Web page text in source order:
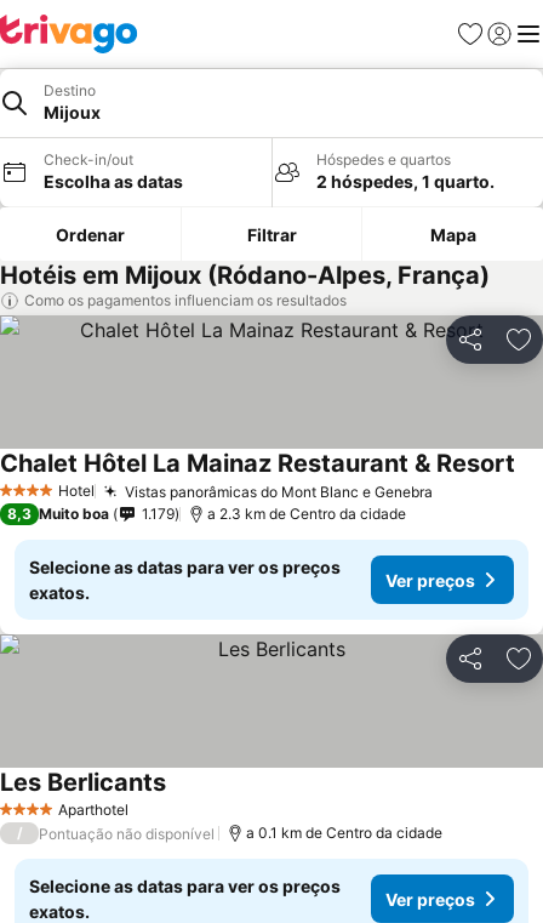
Favoritos
Iniciar
Destino
Mijoux
Check-in/out
Escolha as datas
Hóspedes e quartos
2 hóspedes, 1 quarto.
Ordenar Filtrar Mapa
Hotéis em Mijoux (Ródano-Alpes, França)
Como os pagamentos influenciam os resultados
Partilhar
4 EstrelasHotel Vistas panorâmicas do Mont Blanc e Genebra
Chalet Hôtel La Mainaz Restaurant & Resort
8,3 Muito boa 1.179 a 2.3 km de Centro da cidade
Selecione as datas para ver os preços
exatos.
Ver preços
Partilhar
4 EstrelasAparthotel
Les Berlicants
/ Pontuação não disponível a 0.1 km de Centro da cidade
Selecione as datas para ver os preços
exatos.
Ver preços